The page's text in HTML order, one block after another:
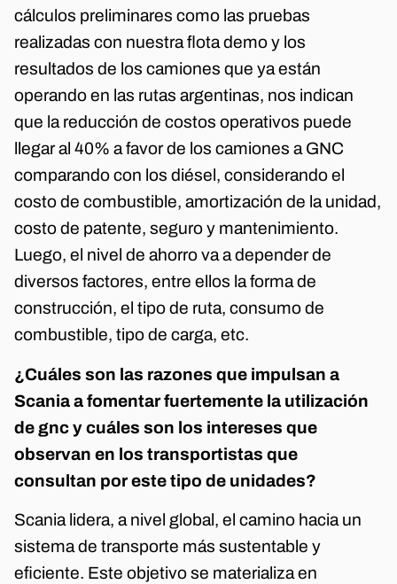
cálculos preliminares como las pruebas
realizadas con nuestra flota demo y los
resultados de los camiones que ya están
operando en las rutas argentinas, nos indican
que la reducción de costos operativos puede
llegar al 40% a favor de los camiones a GNC
comparando con los diésel, considerando el
costo de combustible, amortización de la unidad,
costo de patente, seguro y mantenimiento.
Luego, el nivel de ahorro va a depender de
diversos factores, entre ellos la forma de
construcción, el tipo de ruta, consumo de
combustible, tipo de carga, etc.
¿Cuáles son las razones que impulsan a
Scania a fomentar fuertemente la utilización
de gnc y cuáles son los intereses que
observan en los transportistas que
consultan por este tipo de unidades?
Scania lidera, a nivel global, el camino hacia un
sistema de transporte más sustentable y
eficiente. Este objetivo se materializa en